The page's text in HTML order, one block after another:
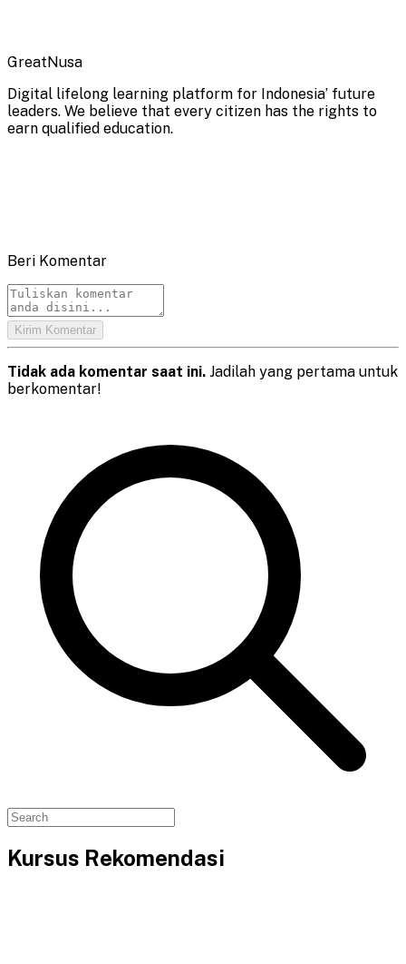
GreatNusa
Digital lifelong learning platform for Indonesia’ future
leaders. We believe that every citizen has the rights to
earn qualified education.
Beri Komentar
Kirim Komentar
Tidak ada komentar saat ini. Jadilah yang pertama untuk
berkomentar!
Kursus Rekomendasi